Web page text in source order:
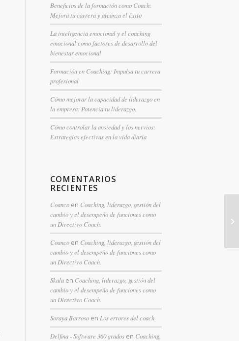
Beneficios de la formación como Coach:
Mejora tu carrera y alcanza el éxito
La inteligencia emocional y el coaching
emocional como factores de desarrollo del
bienestar emocional
Formación en Coaching: Impulsa tu carrera
profesional
Cómo mejorar la capacidad de liderazgo en
la empresa: Potencia tu liderazgo.
Cómo controlar la ansiedad y los nervios:
Estrategias efectivas en la vida diaria
COMENTARIOS
RECIENTES
Coancoen Coaching, liderazgo, gestión del
cambio y el desempeño de funciones como
un Directivo Coach.
Coancoen Coaching, liderazgo, gestión del
cambio y el desempeño de funciones como
un Directivo Coach.
Skalaen Coaching, liderazgo, gestión del
cambio y el desempeño de funciones como
un Directivo Coach.
Soraya Barrosoen Los errores del coach
Delfina - Software 360 gradosen Coaching,